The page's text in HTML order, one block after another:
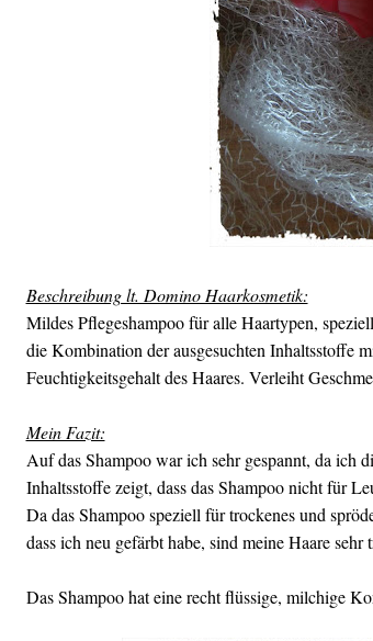
Beschreibung lt. Domino Haarkosmetik:
Mildes Pflegeshampoo für alle Haartypen,
die Kombination der ausgesuchten Inhaltsstoffe
Feuchtigkeitsgehalt des Haares. Verleiht
Mein Fazit:
Auf das Shampoo war ich sehr gespannt, da
Inhaltsstoffe zeigt, dass das Shampoo nicht für
Da das Shampoo speziell für trockenes und
dass ich neu gefärbt habe, sind meine Haare
Das Shampoo hat eine recht flüssige, milchige